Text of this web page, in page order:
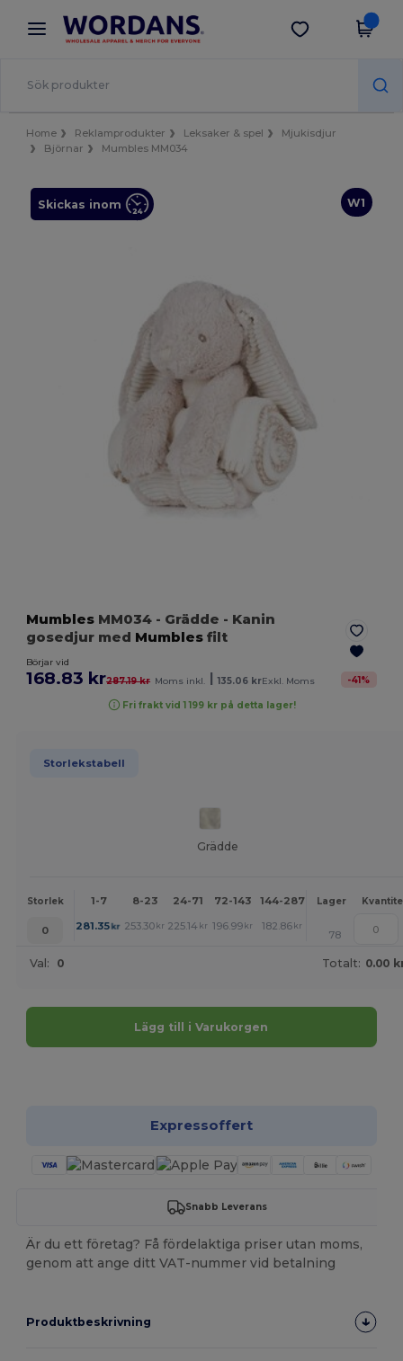
× Wordans-app
Bättre priser i appen!
Hämta app
Home Reklamprodukter Leksaker & spel
Mjukisdjur
Björnar
Mumbles MM034
W1
Skickas inom
Mumbles MM034 - Grädde - Kanin
gosedjur med Mumbles filt
Börjar vid
168.83 kr287.19 kr Moms inkl. 135.06 krExkl. Moms -41%
Fri frakt vid 1 199 kr på detta lager!
Storlekstabell
Grädde
Storlek 1-7 8-23 24-71 72-143 144-287 288 + Mer
Lager
0 281.35kr 253.30 kr 225.14 kr 196.99 kr 182.86 kr +
78
Val: 0 Totalt: 0.00
Lägg till i Varukorgen
Expressoffert
Snabb Leverans
Är du ett företag? Få fördelaktiga priser utan moms,
genom att ange ditt VAT-nummer vid betalning
Produktbeskrivning